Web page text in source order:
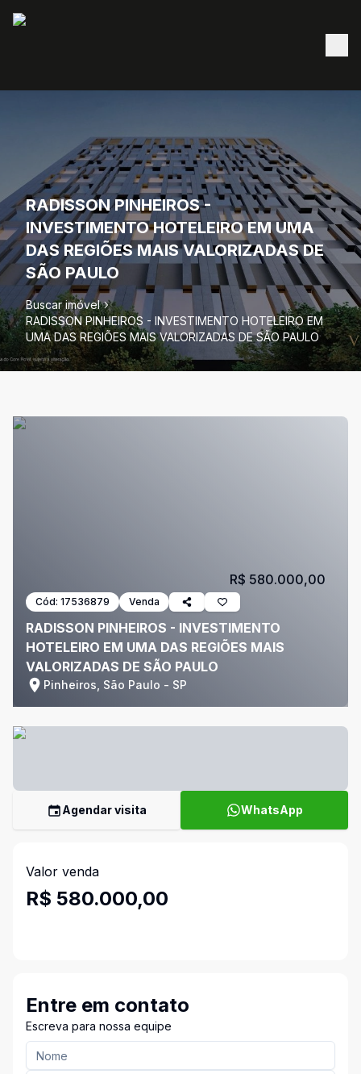
RADISSON PINHEIROS -
INVESTIMENTO HOTELEIRO EM UMA
DAS REGIÕES MAIS VALORIZADAS DE
SÃO PAULO
Buscar imóvel
RADISSON PINHEIROS - INVESTIMENTO HOTELEIRO EM
UMA DAS REGIÕES MAIS VALORIZADAS DE SÃO PAULO
Cód: 17536879 Venda
RADISSON PINHEIROS - INVESTIMENTO
HOTELEIRO EM UMA DAS REGIÕES MAIS
VALORIZADAS DE SÃO PAULO
Pinheiros, São Paulo - SP
R$ 580.000,00
Agendar visita WhatsApp
Valor venda
R$ 580.000,00
Entre em contato
Escreva para nossa equipe